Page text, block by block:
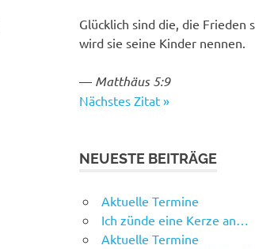
Glücklich sind die, die Frieden
wird sie seine Kinder nennen.
— Matthäus 5:9
Nächstes Zitat »
NEUESTE BEITRÄGE
Aktuelle Termine
Ich zünde eine Kerze an…
Aktuelle Termine